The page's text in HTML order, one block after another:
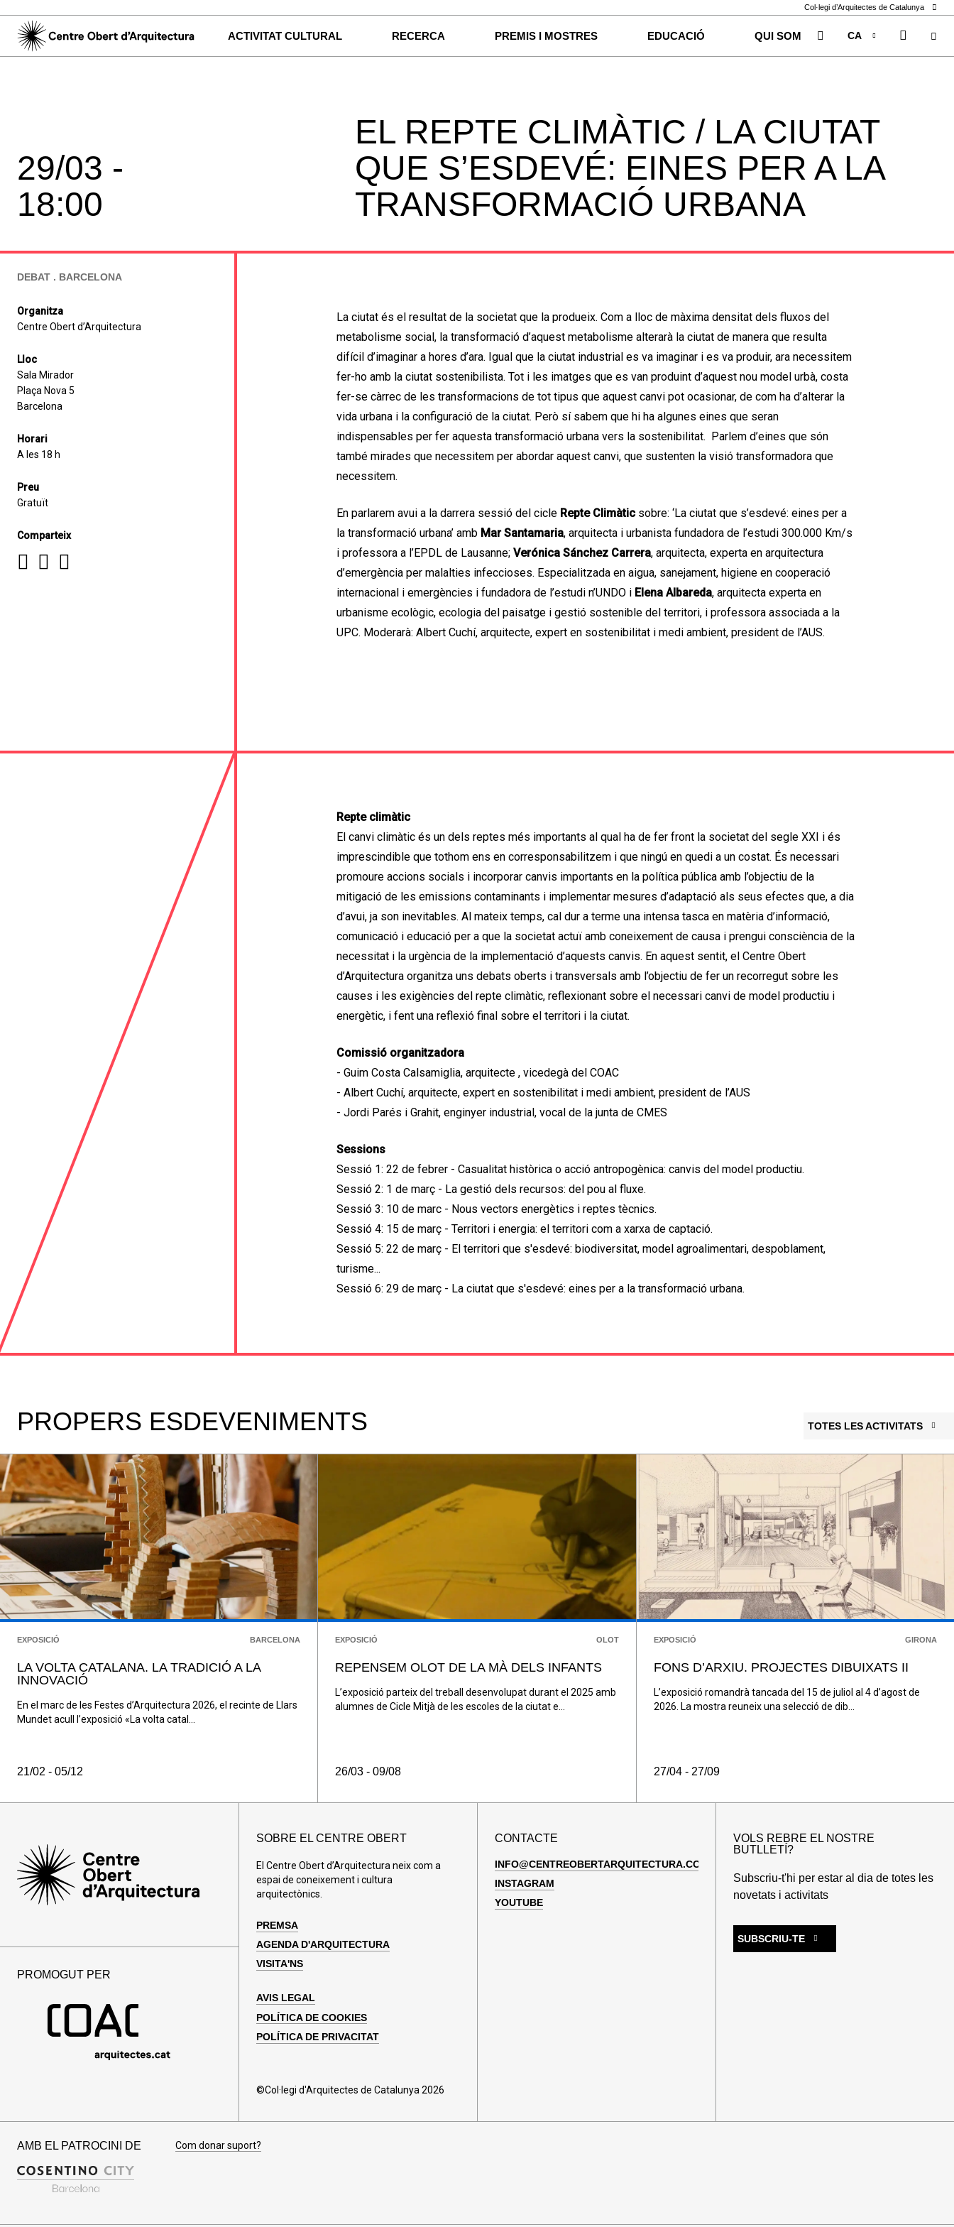
Col·legi d’Arquitectes de Catalunya
ACTIVITAT CULTURAL RECERCA PREMIS I MOSTRES EDUCACIÓ QUI SOM
CA
ES
29/03 -
18:00
EL REPTE CLIMÀTIC / LA CIUTAT
QUE S’ESDEVÉ: EINES PER A LA
TRANSFORMACIÓ URBANA
DEBAT . BARCELONA
Organitza
Centre Obert d’Arquitectura
Lloc
Sala Mirador
Plaça Nova 5
Barcelona
Horari
A les 18 h
Preu
Gratuït
Comparteix
La ciutat és el resultat de la societat que la produeix. Com a lloc de màxima densitat dels fluxos del
metabolisme social, la transformació d’aquest metabolisme alterarà la ciutat de manera que resulta
difícil d’imaginar a hores d’ara. Igual que la ciutat industrial es va imaginar i es va produir, ara necessitem
fer-ho amb la ciutat sostenibilista. Tot i les imatges que es van produint d’aquest nou model urbà, costa
fer-se càrrec de les transformacions de tot tipus que aquest canvi pot ocasionar, de com ha d’alterar la
vida urbana i la configuració de la ciutat. Però sí sabem que hi ha algunes eines que seran
indispensables per fer aquesta transformació urbana vers la sostenibilitat. Parlem d’eines que són
també mirades que necessitem per abordar aquest canvi, que sustenten la visió transformadora que
necessitem.
En parlarem avui a la darrera sessió del cicle Repte Climàtic sobre: ‘La ciutat que s’esdevé: eines per a
la transformació urbana’ amb Mar Santamaria, arquitecta i urbanista fundadora de l’estudi 300.000 Km/s
i professora a l’EPDL de Lausanne; Verónica Sánchez Carrera, arquitecta, experta en arquitectura
d’emergència per malalties infeccioses. Especialitzada en aigua, sanejament, higiene en cooperació
internacional i emergències i fundadora de l’estudi n’UNDO i Elena Albareda, arquitecta experta en
urbanisme ecològic, ecologia del paisatge i gestió sostenible del territori, i professora associada a la
UPC. Moderarà: Albert Cuchí, arquitecte, expert en sostenibilitat i medi ambient, president de l’AUS.
Repte climàtic
El canvi climàtic és un dels reptes més importants al qual ha de fer front la societat del segle XXI i és
imprescindible que tothom ens en corresponsabilitzem i que ningú en quedi a un costat. És necessari
promoure accions socials i incorporar canvis importants en la política pública amb l’objectiu de la
mitigació de les emissions contaminants i implementar mesures d’adaptació als seus efectes que, a dia
d’avui, ja son inevitables. Al mateix temps, cal dur a terme una intensa tasca en matèria d’informació,
comunicació i educació per a que la societat actuï amb coneixement de causa i prengui consciència de la
necessitat i la urgència de la implementació d’aquests canvis. En aquest sentit, el Centre Obert
d’Arquitectura organitza uns debats oberts i transversals amb l’objectiu de fer un recorregut sobre les
causes i les exigències del repte climàtic, reflexionant sobre el necessari canvi de model productiu i
energètic, i fent una reflexió final sobre el territori i la ciutat.
Comissió organitzadora
- Guim Costa Calsamiglia, arquitecte , vicedegà del COAC
- Albert Cuchí, arquitecte, expert en sostenibilitat i medi ambient, president de l’AUS
- Jordi Parés i Grahit, enginyer industrial, vocal de la junta de CMES
Sessions
Sessió 1: 22 de febrer - Casualitat històrica o acció antropogènica: canvis del model productiu.
Sessió 2: 1 de març - La gestió dels recursos: del pou al fluxe.
Sessió 3: 10 de marc - Nous vectors energètics i reptes tècnics.
Sessió 4: 15 de març - Territori i energia: el territori com a xarxa de captació.
Sessió 5: 22 de març - El territori que s'esdevé: biodiversitat, model agroalimentari, despoblament,
turisme...
Sessió 6: 29 de març - La ciutat que s'esdevé: eines per a la transformació urbana.
PROPERS ESDEVENIMENTS TOTES LES ACTIVITATS
EXPOSICIÓ BARCELONA
LA VOLTA CATALANA. LA TRADICIÓ A LA
INNOVACIÓ
En el marc de les Festes d’Arquitectura 2026, el recinte de Llars
Mundet acull l’exposició «La volta catal...
21/02 - 05/12
EXPOSICIÓ OLOT
REPENSEM OLOT DE LA MÀ DELS INFANTS
L’exposició parteix del treball desenvolupat durant el 2025 amb
alumnes de Cicle Mitjà de les escoles de la ciutat e...
26/03 - 09/08
EXPOSICIÓ GIRONA
FONS D’ARXIU. PROJECTES DIBUIXATS II
L’exposició romandrà tancada del 15 de juliol al 4 d’agost de
2026. La mostra reuneix una selecció de dib...
27/04 - 27/09
PROMOGUT PER
SOBRE EL CENTRE OBERT
El Centre Obert d’Arquitectura neix com a
espai de coneixement i cultura
arquitectònics.
PREMSA
AGENDA D'ARQUITECTURA
VISITA'NS
AVIS LEGAL
POLÍTICA DE COOKIES
POLÍTICA DE PRIVACITAT
©Col·legi d'Arquitectes de Catalunya 2026
CONTACTE
INFO@CENTREOBERTARQUITECTURA.COM
INSTAGRAM
YOUTUBE
VOLS REBRE EL NOSTRE
BUTLLETÍ?
Subscriu-t'hi per estar al dia de totes les
novetats i activitats
SUBSCRIU-TE
AMB EL PATROCINI DE Com donar suport?